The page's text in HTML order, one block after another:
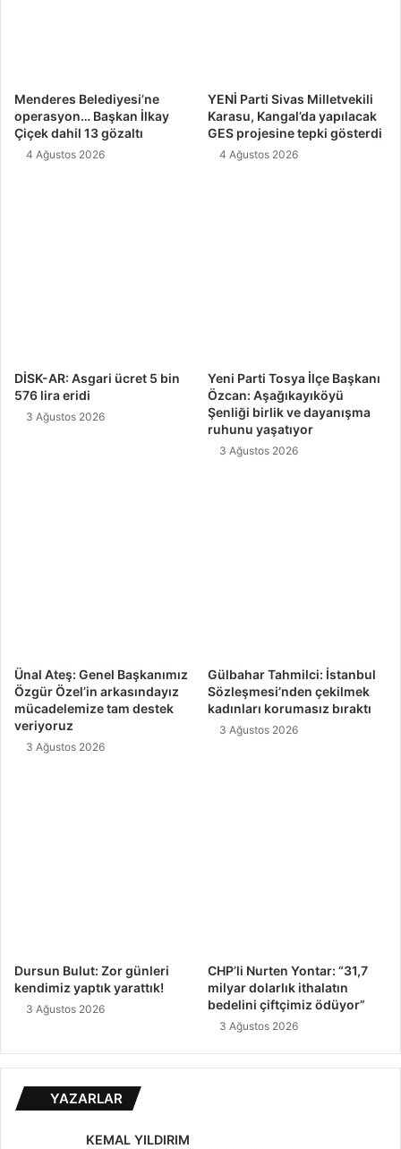
Menderes Belediyesi’ne
operasyon… Başkan İlkay
Çiçek dahil 13 gözaltı
4 Ağustos 2026
YENİ Parti Sivas Milletvekili
Karasu, Kangal’da yapılacak
GES projesine tepki gösterdi
4 Ağustos 2026
DİSK-AR: Asgari ücret 5 bin
576 lira eridi
3 Ağustos 2026
Yeni Parti Tosya İlçe Başkanı
Özcan: Aşağıkayıköyü
Şenliği birlik ve dayanışma
ruhunu yaşatıyor
3 Ağustos 2026
Ünal Ateş: Genel Başkanımız
Özgür Özel’in arkasındayız
mücadelemize tam destek
veriyoruz
3 Ağustos 2026
Gülbahar Tahmilci: İstanbul
Sözleşmesi’nden çekilmek
kadınları korumasız bıraktı
3 Ağustos 2026
Dursun Bulut: Zor günleri
kendimiz yaptık yarattık!
3 Ağustos 2026
CHP’li Nurten Yontar: “31,7
milyar dolarlık ithalatın
bedelini çiftçimiz ödüyor”
3 Ağustos 2026
YAZARLAR
KEMAL YILDIRIM